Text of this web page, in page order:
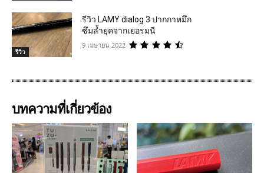
รีวิว
รีวิว LAMY dialog 3 ปากกาหมึก
ซึมล้ำยุคจากเยอรมนี
9 เมษายน 2022
บทความที่เกี่ยวข้อง